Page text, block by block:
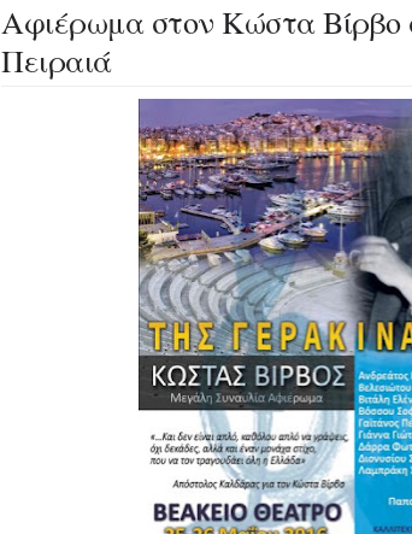
Αφιέρωμα στον Κώστα Βίρβο
Πειραιά